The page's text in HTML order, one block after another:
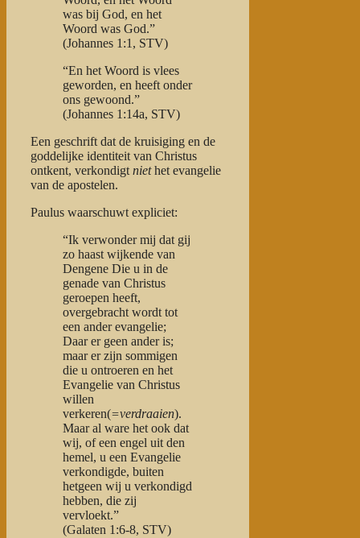
was bij God, en het
Woord was God.”
(Johannes 1:1, STV)
“En het Woord is vlees
geworden, en heeft onder
ons gewoond.”
(Johannes 1:14a, STV)
Een geschrift dat de kruisiging en de
goddelijke identiteit van Christus
ontkent, verkondigt niethet evangelie
van de apostelen.
Paulus waarschuwt expliciet:
“Ik verwonder mij dat gij
zo haast wijkende van
Dengene Die u in de
genade van Christus
geroepen heeft,
overgebracht wordt tot
een ander evangelie;
Daar er geen ander is;
maar er zijn sommigen
die u ontroeren en het
Evangelie van Christus
willen
verkeren(=verdraaien).
Maar al ware het ook dat
wij, of een engel uit den
hemel, u een Evangelie
verkondigde, buiten
hetgeen wij u verkondigd
hebben, die zij
vervloekt.”
(Galaten 1:6-8, STV)